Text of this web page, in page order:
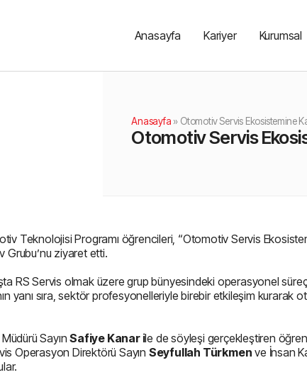
Anasayfa Kariyer Kurumsal
Anasayfa » Otomotiv Servis Ekosistemine
Otomotiv Servis
Teknolojisi Programı öğrencileri, “Otomotiv Servis
Grubu’nu ziyaret etti.
RS Servis olmak üzere grup bünyesindeki operasyonel
yanı sıra, sektör profesyonelleriyle birebir etkileşim kurarak
SayınSafiye Kanar ile de söyleşi gerçekleştiren
Operasyon Direktörü Sayın Seyfullah Türkmen ve İnsan